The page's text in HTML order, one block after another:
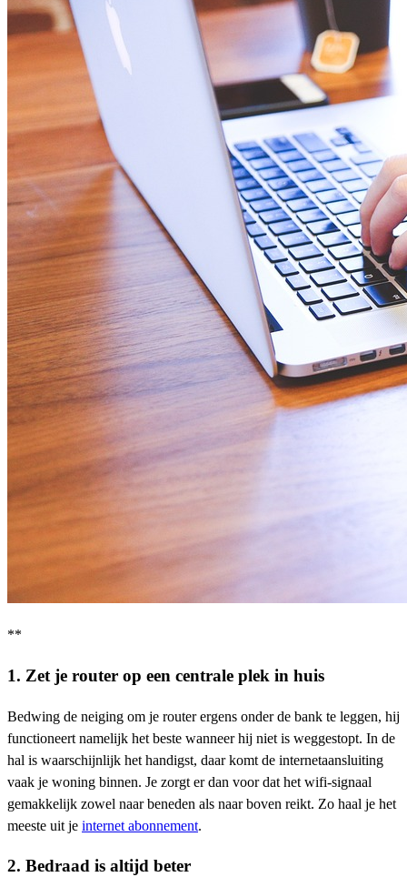
**
1. Zet je router op een centrale plek in huis
Bedwing de neiging om je router ergens onder de bank te leggen, hij
functioneert namelijk het beste wanneer hij niet is weggestopt. In de
hal is waarschijnlijk het handigst, daar komt de internetaansluiting
vaak je woning binnen. Je zorgt er dan voor dat het wifi-signaal
gemakkelijk zowel naar beneden als naar boven reikt. Zo haal je het
meeste uit je internet abonnement.
2. Bedraad is altijd beter